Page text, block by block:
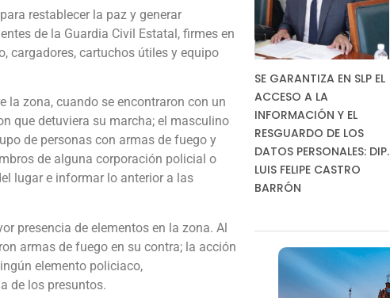
restablecer la paz y generar
de la Guardia Civil Estatal, firmes en
cargadores, cartuchos útiles y equipo
la zona, cuando se encontraron con un
que detuviera su marcha; el masculino
de personas con armas de fuego y
de alguna corporación policial o
lugar e informar lo anterior a las
presencia de elementos en la zona. Al
armas de fuego en su contra; la acción
elemento policiaco,
de los presuntos.
SE GARANTIZA EN SLP EL
ACCESO A LA
INFORMACIÓN Y EL
RESGUARDO DE LOS
DATOS PERSONALES: DIP.
LUIS FELIPE CASTRO
BARRÓN